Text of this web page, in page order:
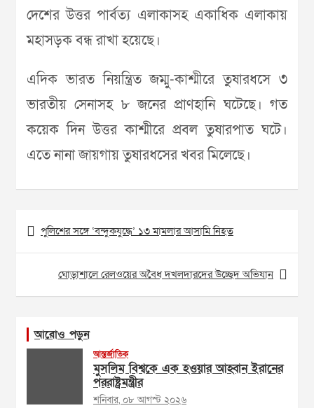
দেশের উত্তর পার্বত্য এলাকাসহ একাধিক এলাকায়
মহাসড়ক বন্ধ রাখা হয়েছে।
এদিক ভারত নিয়ন্ত্রিত জম্মু-কাশ্মীরে তুষারধসে ৩
ভারতীয় সেনাসহ ৮ জনের প্রাণহানি ঘটেছে। গত
কয়েক দিন উত্তর কাশ্মীরে প্রবল তুষারপাত ঘটে।
এতে নানা জায়গায় তুষারধসের খবর মিলেছে।
Post
navigation
পুলিশের সঙ্গে ‘বন্দুকযুদ্ধে’ ১৩ মামলার আসামি নিহত
ঘোড়াশালে রেলওয়ের অবৈধ দখলদারদের উচ্ছেদ অভিযান
আরোও পড়ুন
আন্তর্জাতিক
মুসলিম বিশ্বকে এক হওয়ার আহ্বান ইরানের
পররাষ্ট্রমন্ত্রীর
শনিবার, ০৮ আগস্ট ২০২৬